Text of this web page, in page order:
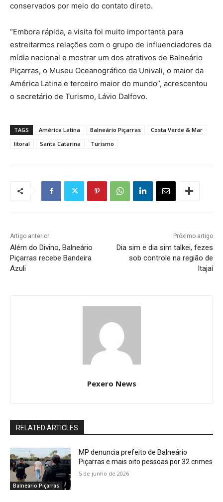
conservados por meio do contato direto.
“Embora rápida, a visita foi muito importante para
estreitarmos relações com o grupo de influenciadores da
mídia nacional e mostrar um dos atrativos de Balneário
Piçarras, o Museu Oceanográfico da Univali, o maior da
América Latina e terceiro maior do mundo”, acrescentou
o secretário de Turismo, Lávio Dalfovo.
TAGS América Latina Balneário Piçarras
Costa Verde & Mar
litoral
Santa Catarina Turismo
Artigo anterior
Além do Divino, Balneário
Piçarras recebe Bandeira
Azuli
Próximo artigo
Dia sim e dia sim talkei, fezes
sob controle na região de
Itajaí
Pexero News
RELATED ARTICLES
Balneário Piçarras
MP denuncia prefeito de Balneário
Piçarras e mais oito pessoas por 32 crimes
5 de junho de 2026